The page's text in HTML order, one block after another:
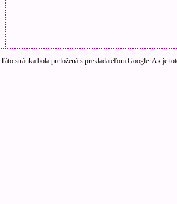
Táto stránka bola preložená s prekladateľom Google. Ak je